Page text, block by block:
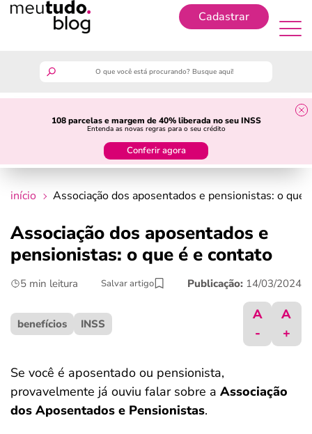
Cadastrar
108 parcelas e margem de 40% liberada no seu INSS
Entenda as novas regras para o seu crédito
Conferir agora
guia do trabalhador
crédito fácil
últimas notícias
ferramentas
início Associação dos aposentados e pensionistas: o que
Associação dos aposentados e
pensionistas: o que é e contato
5 min leitura Salvar artigo Publicação: 14/03/2024
benefícios INSS
A
-
A
+
Se você é aposentado ou pensionista,
provavelmente já ouviu falar sobre a Associação
dos Aposentados e Pensionistas.